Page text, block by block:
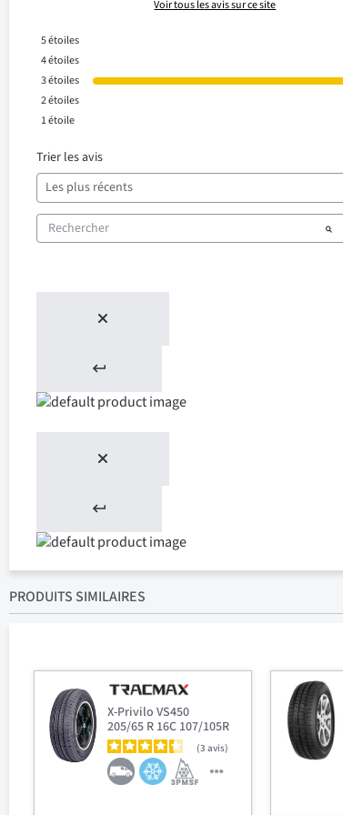
Voir tous les avis sur ce site
5étoiles
4étoiles
3étoiles
2étoiles
1étoile
Trier les avis
PRODUITS SIMILAIRES
X-Privilo VS450
205/65 R 16C 107/105R
3avis